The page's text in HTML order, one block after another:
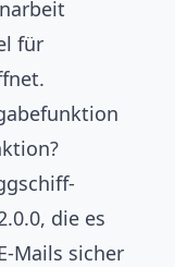
für
die es
Mails sicher